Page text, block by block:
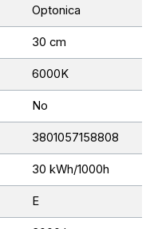
Optonica
30 cm
6000K
No
3801057158808
30 kWh/1000h
E